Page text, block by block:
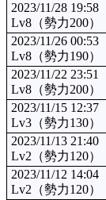
2023/11/28 19:58
Lv8（勢力200）
2023/11/26 00:53
Lv8（勢力190）
2023/11/22 23:51
Lv8（勢力200）
2023/11/15 12:37
Lv3（勢力130）
2023/11/13 21:40
Lv2（勢力120）
2023/11/12 14:04
Lv2（勢力120）